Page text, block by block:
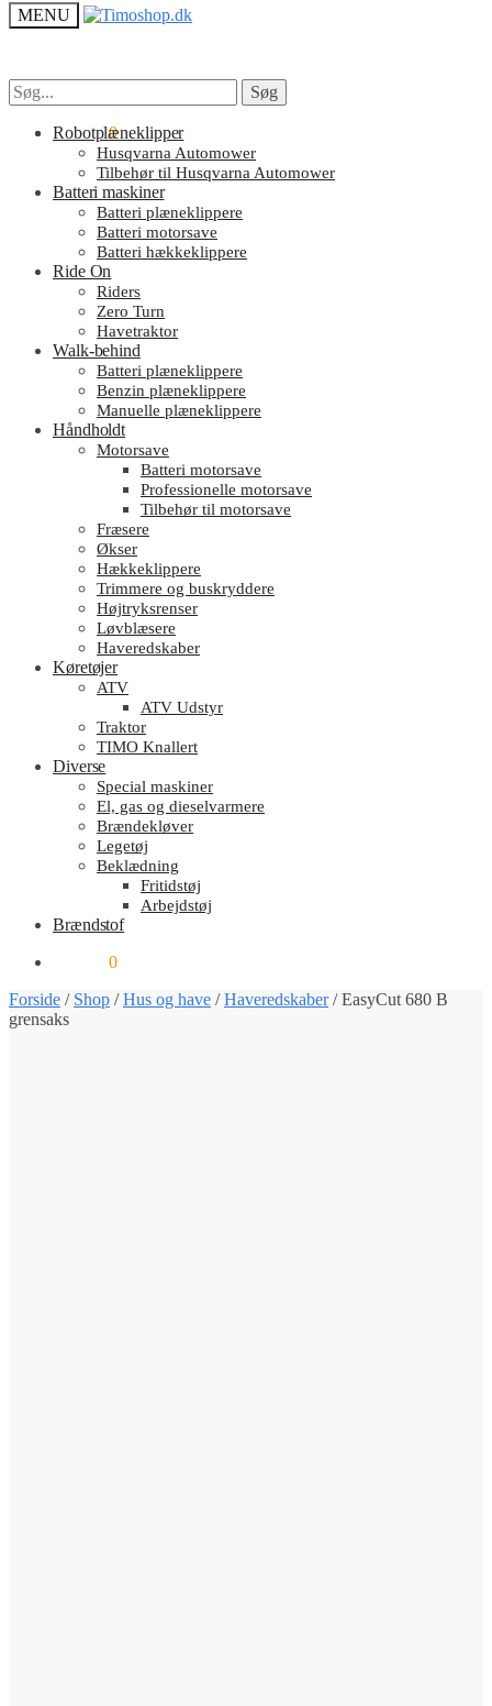
MENU
Søg
efter:
Søg
kr.0.00 0
Søg
efter:
Søg
Robotplæneklipper
Husqvarna Automower
Tilbehør til Husqvarna Automower
Batteri maskiner
Batteri plæneklippere
Batteri motorsave
Batteri hækkeklippere
Ride On
Riders
Zero Turn
Havetraktor
Walk-behind
Batteri plæneklippere
Benzin plæneklippere
Manuelle plæneklippere
Håndholdt
Motorsave
Batteri motorsave
Professionelle motorsave
Tilbehør til motorsave
Fræsere
Økser
Hækkeklippere
Trimmere og buskryddere
Højtryksrenser
Løvblæsere
Haveredskaber
Køretøjer
ATV
ATV Udstyr
Traktor
TIMO Knallert
Diverse
Special maskiner
El, gas og dieselvarmere
Brændekløver
Legetøj
Beklædning
Fritidstøj
Arbejdstøj
Brændstof
0
Forside / Shop /Hus og have /Haveredskaber/EasyCut 680 B
grensaks